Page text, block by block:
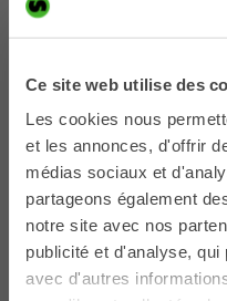
Ce site web utilise des
Les cookies nous
et les annonces, d'offrir
médias sociaux et
partageons également
notre site avec nos
publicité et d'analyse,
avec d'autres
”Le
Steelwrist